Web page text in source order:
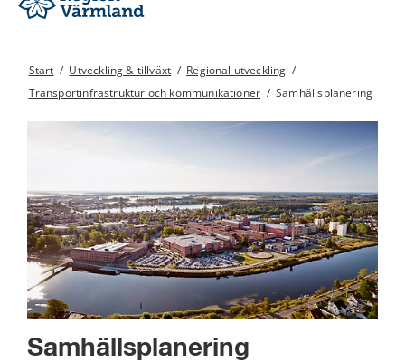
Start / Utveckling & tillväxt / Regional utveckling /
Transportinfrastruktur och kommunikationer / Samhällsplanering
Samhällsplanering